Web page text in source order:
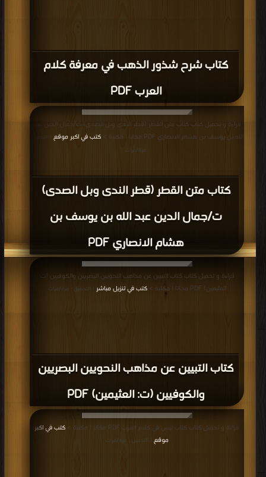
كتاب شرح شذور الذهب في معرفة كلام
العرب PDF
كتاب متن القطر (قطر الندى وبل الصدى)
ت/جمال الدين عبد الله بن يوسف بن
هشام الانصاري PDF
قراءة و تحميل كتاب كتاب متن القطر (قطر الندى وبل الصدى) ت/جمال الدين عبد
الله بن يوسف بن هشام الانصاري PDF مجانا | مكتبة >
كتب في اكبر موقع
: مرة/مرات
كتاب التبيين عن مذاهب النحويين البصريين
والكوفيين (ت: العثيمين) PDF
قراءة و تحميل كتاب كتاب التبيين عن مذاهب النحويين البصريين والكوفيين (ت:
العثيمين) PDF مجانا | مكتبة >
كتب في تنزيل مباشر | التحميل : مرة/مرات
قراءة و تحميل كتاب كتاب ليس في كلام العرب PDF مجانا | مكتبة >
كتب في اكبر
موقع
| التحميل : مرة/مرات